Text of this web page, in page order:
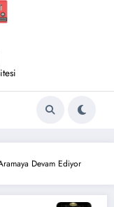
Devam Ediyor